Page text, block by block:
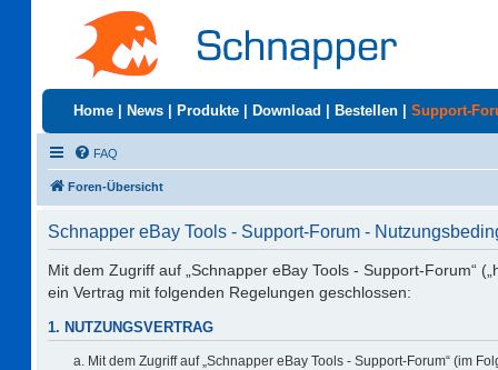
Home News Produkte Download Bestellen Support-
FAQ
Foren-Übersicht
Schnapper eBay Tools - Support-Forum -
Mit dem Zugriff auf „Schnapper eBay Tools - Support-Forum“
ein Vertrag mit folgenden Regelungen geschlossen:
1. NUTZUNGSVERTRAG
Mit dem Zugriff auf „Schnapper eBay Tools - Support-Forum“ (im